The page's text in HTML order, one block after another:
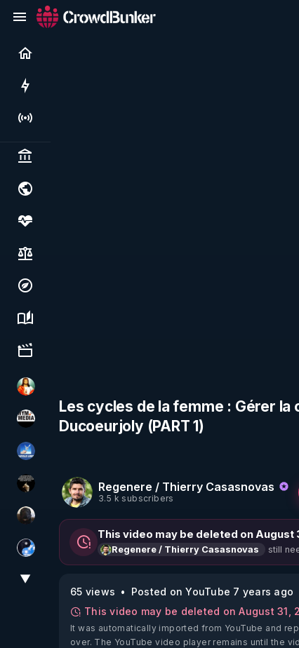
Live
Politics & institutions
Society, justice & freedoms
Economy, environment & technology
Science, history & spirituality
Culture, media & entertainment
L'autre son de cloche
HYM.MEDIA
PAROLE LIBRE
Infos et vérité
TrueMedia
Chercheur de vérité
▼
Les cycles de la femme : Gérer
Ducoeurjoly (PART 1)
Regenere / Thierry Casasnovas
3.5 k subscribers
This video may be deleted on August
Regenere / Thierry Casasnovas still
65 views
Posted on YouTube 7 years ago
This video may be deleted on August 31,
It was automatically imported from YouTube and
over. The YouTube video player remains until the